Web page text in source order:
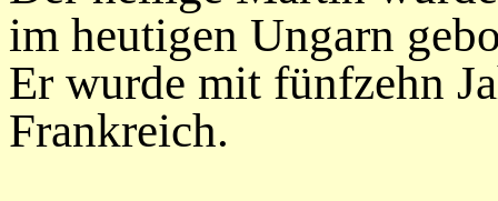
im heutigen Ungarn
Er wurde mit fünfzehn
Frankreich.